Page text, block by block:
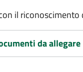
il
da allegare